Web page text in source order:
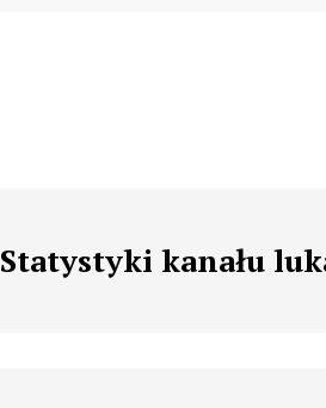
Statystyki kanału